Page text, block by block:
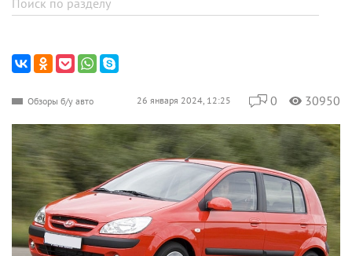
Обзоры б/у авто 26 января 2024, 12:25 0 30950